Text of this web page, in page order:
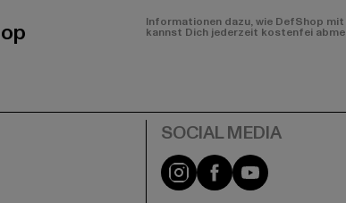
Informationen dazu, wie DefShop
kannst Dich jederzeit kostenfei
Instagram
FacebookYouTube